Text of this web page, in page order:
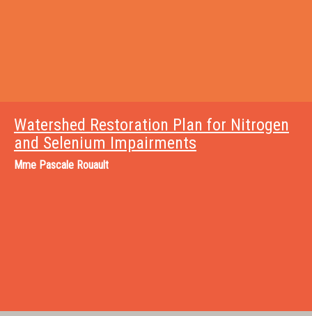
Watershed Restoration Plan for Nitrogen
and Selenium Impairments
Mme Pascale Rouault